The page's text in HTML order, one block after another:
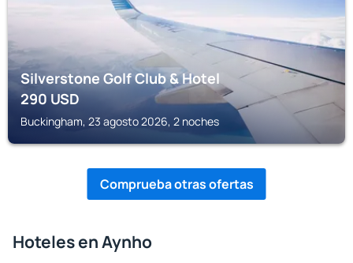
Silverstone Golf Club & Hotel
290USD
Buckingham, 23 agosto 2026, 2 noches
Comprueba otras ofertas
Hoteles en Aynho